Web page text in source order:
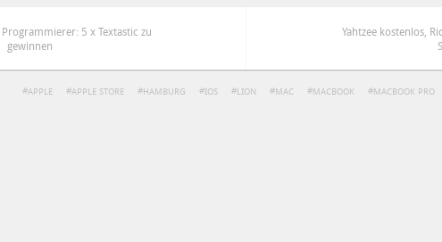
5 x Textastic zu
gewinnen
Yahtzee kostenlos,
APPLE APPLE STORE HAMBURG IOS LION MAC MACBOOK MACBOOK PRO